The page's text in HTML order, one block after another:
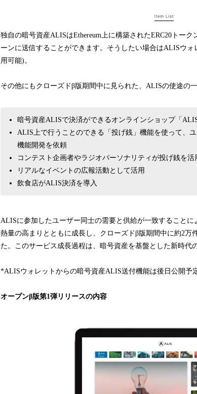
独自の暗号資産ALISはEthereum上に構築されたERC20トー
ーンに送信することができます。そうしたい場合はALISウ
用可能)。
その他にもクローズドβ版期間中に見られた、ALISの使途の一
暗号資産ALISで決済ができるオンラインショップ「
ALIS上で行うことのできる「投げ銭」機能を使って、
機能開発を依頼
コンテスト企画者やラジオパーソナリティが投げ銭を
リアルなイベントの広報活動として活用
飲食店がALIS決済を導入
ALISに参加したユーザー同士の需要と供給が一致すること
熱量の高まりとともに成長し、クローズドβ版期間中に約2万
た。このサービス成長過程は、暗号資産を基盤とした新時代
*ALISウォレットからの暗号資産ALIS送付機能は後日公開予
オープンβ版第1弾リリースの内容